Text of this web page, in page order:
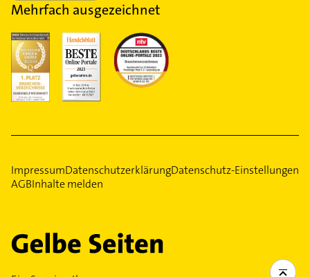
Mehrfach ausgezeichnet
ImpressumDatenschutzerklärungDatenschutz-Einstellungen
AGBInhalte melden